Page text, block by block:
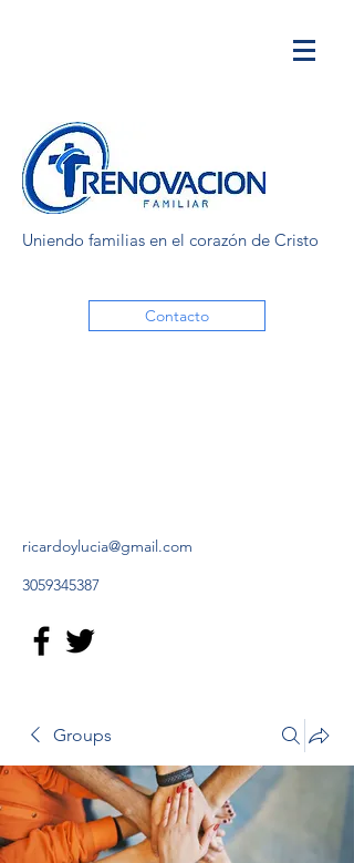
Uniendo familias en el corazón de Cristo
Contacto
ricardoylucia@gmail.com
3059345387
Groups